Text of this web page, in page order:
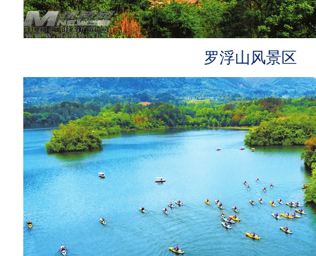
罗浮山风景区